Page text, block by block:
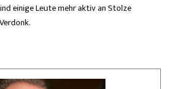
einige Leute mehr aktiv an Stolze